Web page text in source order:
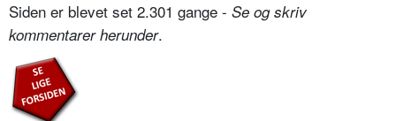
Siden er blevet set 2.301 gange - Se og skriv
kommentarer herunder.